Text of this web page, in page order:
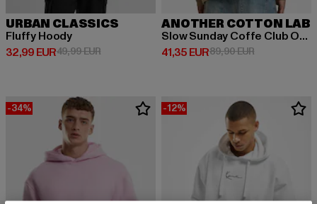
URBAN CLASSICS
Fluffy Hoody
32,99 EUR
Derzeitiger Preis: 32,99 EUR
49,99 EURAktionspreis: 49,99 EUR
ANOTHER COTTON LAB
Slow Sunday Coffe Club Oversize
41,35 EUR
Derzeitiger Preis: 41,35 EUR
89,90 EURAktionspreis:
-34% -12%